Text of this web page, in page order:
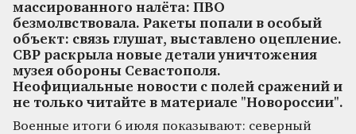
массированного налёта: ПВО
безмолвствовала. Ракеты попали в особый
объект: связь глушат, выставлено оцепление.
СВР раскрыла новые детали уничтожения
музея обороны Севастополя.
Неофициальные новости с полей сражений и
не только читайте в материале "Новороссии".
Военные итоги 6 июля показывают: северный